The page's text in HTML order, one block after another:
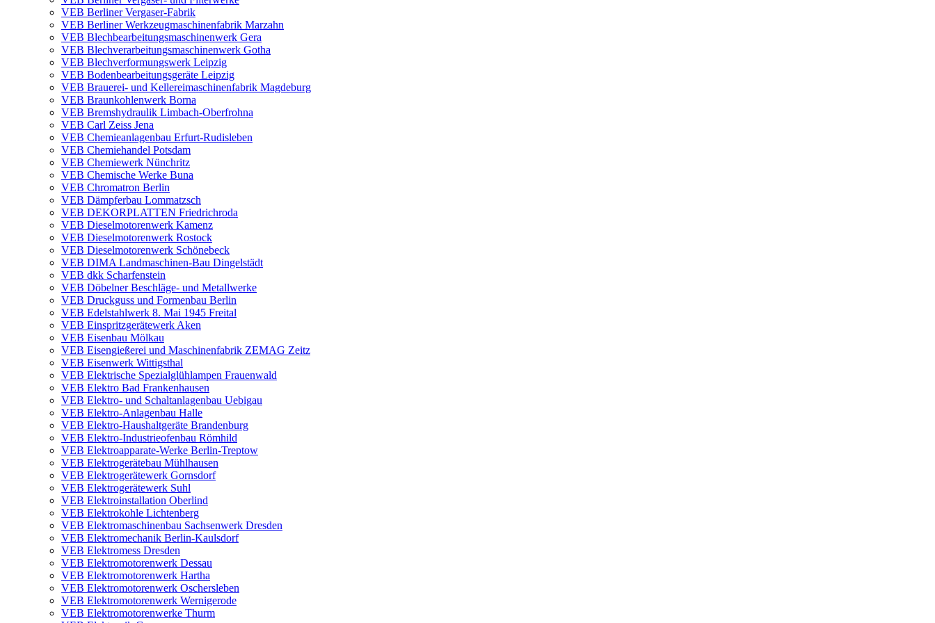
VEB Berliner Vergaser-Fabrik
VEB Berliner Werkzeugmaschinenfabrik Marzahn
VEB Blechbearbeitungsmaschinenwerk Gera
VEB Blechverarbeitungsmaschinenwerk Gotha
VEB Blechverformungswerk Leipzig
VEB Bodenbearbeitungsgeräte Leipzig
VEB Brauerei- und Kellereimaschinenfabrik Magdeburg
VEB Braunkohlenwerk Borna
VEB Bremshydraulik Limbach-Oberfrohna
VEB Carl Zeiss Jena
VEB Chemieanlagenbau Erfurt-Rudisleben
VEB Chemiehandel Potsdam
VEB Chemiewerk Nünchritz
VEB Chemische Werke Buna
VEB Chromatron Berlin
VEB Dämpferbau Lommatzsch
VEB DEKORPLATTEN Friedrichroda
VEB Dieselmotorenwerk Kamenz
VEB Dieselmotorenwerk Rostock
VEB Dieselmotorenwerk Schönebeck
VEB DIMA Landmaschinen-Bau Dingelstädt
VEB dkk Scharfenstein
VEB Döbelner Beschläge- und Metallwerke
VEB Druckguss und Formenbau Berlin
VEB Edelstahlwerk 8. Mai 1945 Freital
VEB Einspritzgerätewerk Aken
VEB Eisenbau Mölkau
VEB Eisengießerei und Maschinenfabrik ZEMAG Zeitz
VEB Eisenwerk Wittigsthal
VEB Elektrische Spezialglühlampen Frauenwald
VEB Elektro Bad Frankenhausen
VEB Elektro- und Schaltanlagenbau Uebigau
VEB Elektro-Anlagenbau Halle
VEB Elektro-Haushaltgeräte Brandenburg
VEB Elektro-Industrieofenbau Römhild
VEB Elektroapparate-Werke Berlin-Treptow
VEB Elektrogerätebau Mühlhausen
VEB Elektrogerätewerk Gornsdorf
VEB Elektrogerätewerk Suhl
VEB Elektroinstallation Oberlind
VEB Elektrokohle Lichtenberg
VEB Elektromaschinenbau Sachsenwerk Dresden
VEB Elektromechanik Berlin-Kaulsdorf
VEB Elektromess Dresden
VEB Elektromotorenwerk Dessau
VEB Elektromotorenwerk Hartha
VEB Elektromotorenwerk Oschersleben
VEB Elektromotorenwerk Wernigerode
VEB Elektromotorenwerke Thurm